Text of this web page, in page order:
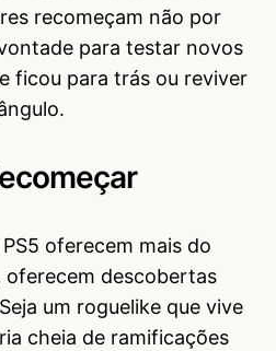
recomeçam não por
para testar novos
ficou para trás ou reviver
oferecem mais do
descobertas
um roguelike que vive
cheia de ramificações